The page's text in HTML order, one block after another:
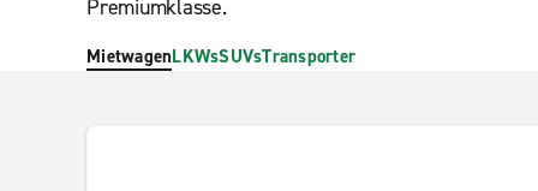
Premiumklasse.
MietwagenLKWsSUVsTransporter